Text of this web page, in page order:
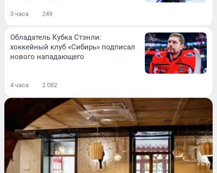
3 часа 249
Обладатель Кубка Стэнли:
хоккейный клуб «Сибирь» подписал
нового нападающего
4 часа 2 082